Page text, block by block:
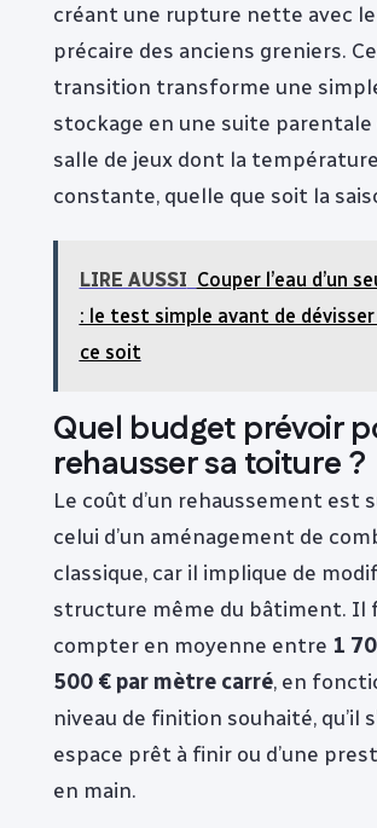
créant une rupture nette avec
précaire des anciens greniers.
transition transforme une
stockage en une suite parentale
salle de jeux dont la
constante, quelle que soit la
LIRE AUSSI Couper l’eau d’un
: le test simple avant de
ce soit
Quel budget prévoir
rehausser sa toiture ?
Le coût d’un rehaussement est
celui d’un aménagement de
classique, car il implique de
structure même du bâtiment. Il
compter en moyenne entre 1
500 € par mètre carré, en
niveau de finition souhaité, qu’il
espace prêt à finir ou d’une
en main.